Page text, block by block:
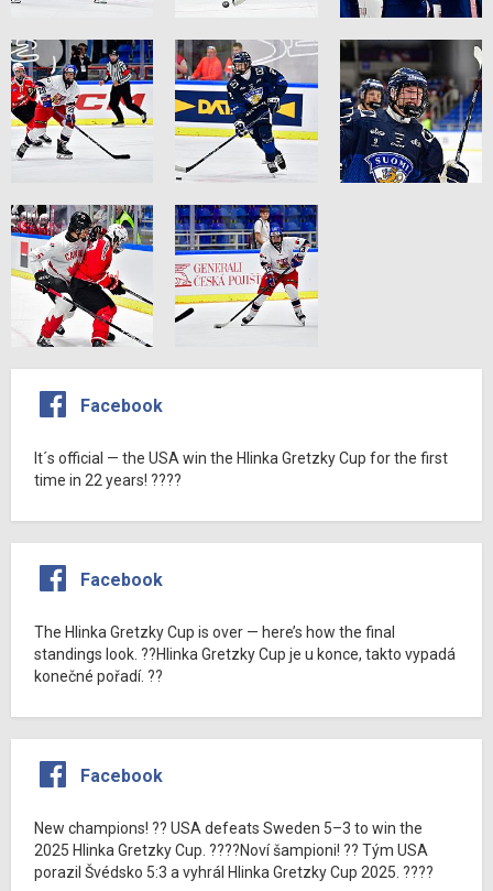
Facebook
It´s official — the USA win the Hlinka Gretzky Cup for the first
time in 22 years! ????
Facebook
The Hlinka Gretzky Cup is over — here’s how the final
standings look. ??Hlinka Gretzky Cup je u konce, takto vypadá
konečné pořadí. ??
Facebook
New champions! ?? USA defeats Sweden 5–3 to win the
2025 Hlinka Gretzky Cup. ????Noví šampioni! ?? Tým USA
porazil Švédsko 5:3 a vyhrál Hlinka Gretzky Cup 2025. ????